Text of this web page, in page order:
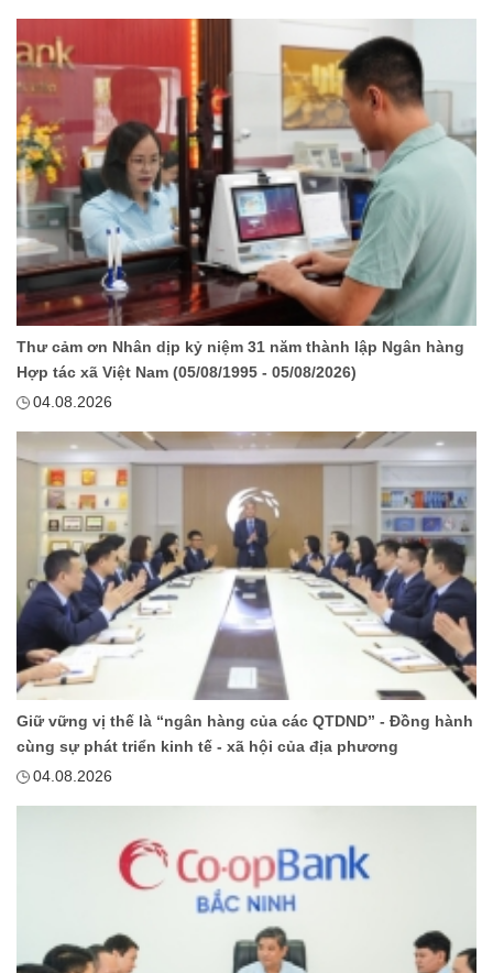
Thư cảm ơn Nhân dịp kỷ niệm 31 năm thành lập Ngân hàng
Hợp tác xã Việt Nam (05/08/1995 - 05/08/2026)
04.08.2026
Giữ vững vị thế là “ngân hàng của các QTDND” - Đồng hành
cùng sự phát triển kinh tế - xã hội của địa phương
04.08.2026